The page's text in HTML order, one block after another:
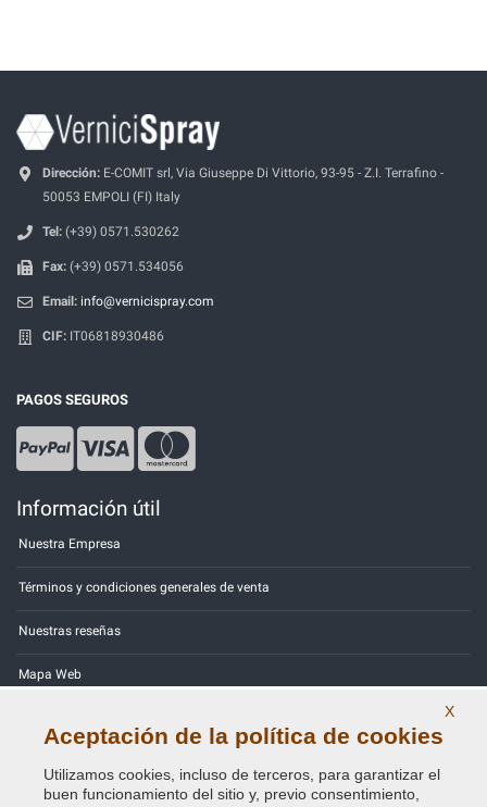
Dirección: E-COMIT srl, Via Giuseppe Di Vittorio, 93-95 - Z.I. Terrafino -
50053 EMPOLI (FI) Italy
Tel: (+39) 0571.530262
Fax: (+39) 0571.534056
Email: info@vernicispray.com
CIF: IT06818930486
PAGOS SEGUROS
Información útil
Nuestra Empresa
Términos y condiciones generales de venta
Nuestras reseñas
Mapa Web
X
Aceptación de la política de cookies
Utilizamos cookies, incluso de terceros, para garantizar el
buen funcionamiento del sitio y, previo consentimiento,